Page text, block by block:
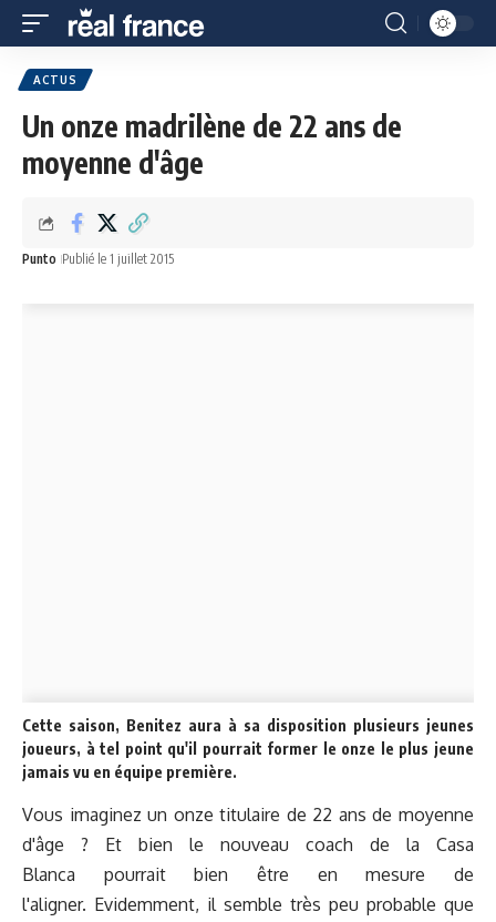
ACTUS
Un onze madrilène de 22 ans de
moyenne d'âge
Punto Publié le 1 juillet 2015
Cette saison, Benitez aura à sa disposition plusieurs jeunes
joueurs, à tel point qu'il pourrait former le onze le plus jeune
jamais vu en équipe première.
Vous imaginez un onze titulaire de 22 ans de moyenne
d'âge ? Et bien le nouveau coach de la Casa
Blanca pourrait bien être en mesure de
l'aligner. Evidemment, il semble très peu probable que